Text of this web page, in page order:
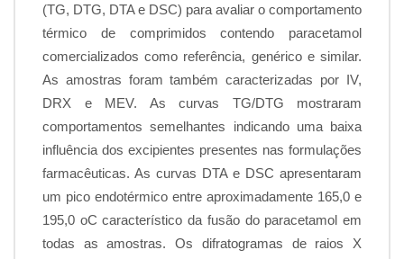
(TG, DTG, DTA e DSC) para avaliar o comportamento
térmico de comprimidos contendo paracetamol
comercializados como referência, genérico e similar.
As amostras foram também caracterizadas por IV,
DRX e MEV. As curvas TG/DTG mostraram
comportamentos semelhantes indicando uma baixa
influência dos excipientes presentes nas formulações
farmacêuticas. As curvas DTA e DSC apresentaram
um pico endotérmico entre aproximadamente 165,0 e
195,0 oC característico da fusão do paracetamol em
todas as amostras. Os difratogramas de raios X